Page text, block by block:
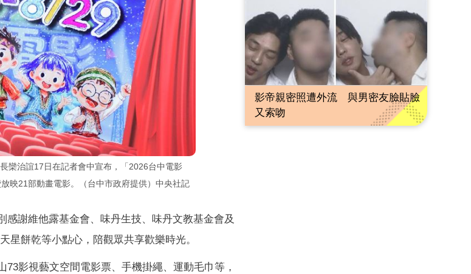
欒治誼17日在記者會中宣布，「2026台中電影
映21部動畫電影。（台中市政府提供）中央社記
謝維他露基金會、味丹生技、味丹文教基金會及
星餅乾等小點心，陪觀眾共享歡樂時光。
影視藝文空間電影票、手機掛繩、運動毛巾等，
影帝親密照遭外流 與男密友臉貼臉
又索吻